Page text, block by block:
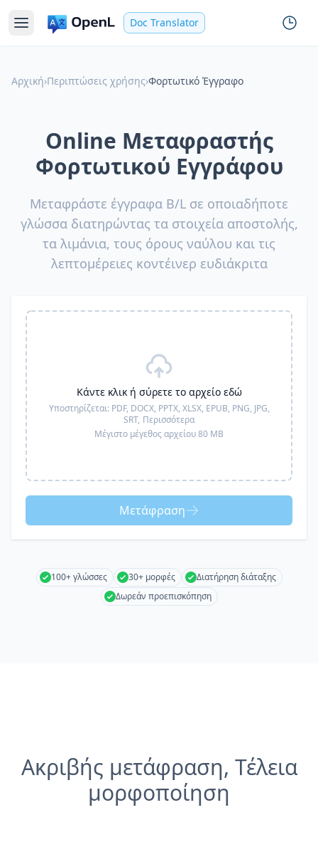
Doc Translator
Αρχική›Περιπτώσεις χρήσης›Φορτωτικό Έγγραφο
Online Μεταφραστής
Φορτωτικού Εγγράφου
Μεταφράστε έγγραφα B/L σε οποιαδήποτε
γλώσσα διατηρώντας τα στοιχεία αποστολής,
τα λιμάνια, τους όρους ναύλου και τις
λεπτομέρειες κοντέινερ ευδιάκριτα
Κάντε κλικ ή σύρετε το αρχείο εδώ
Υποστηρίζεται: PDF, DOCX, PPTX, XLSX, EPUB, PNG, JPG,
SRT, Περισσότερα
Μέγιστο μέγεθος αρχείου 80 MB
Μετάφραση
100+ γλώσσες 30+ μορφές
Διατήρηση διάταξης
Δωρεάν προεπισκόπηση
Ακριβής μετάφραση, Τέλεια
μορφοποίηση